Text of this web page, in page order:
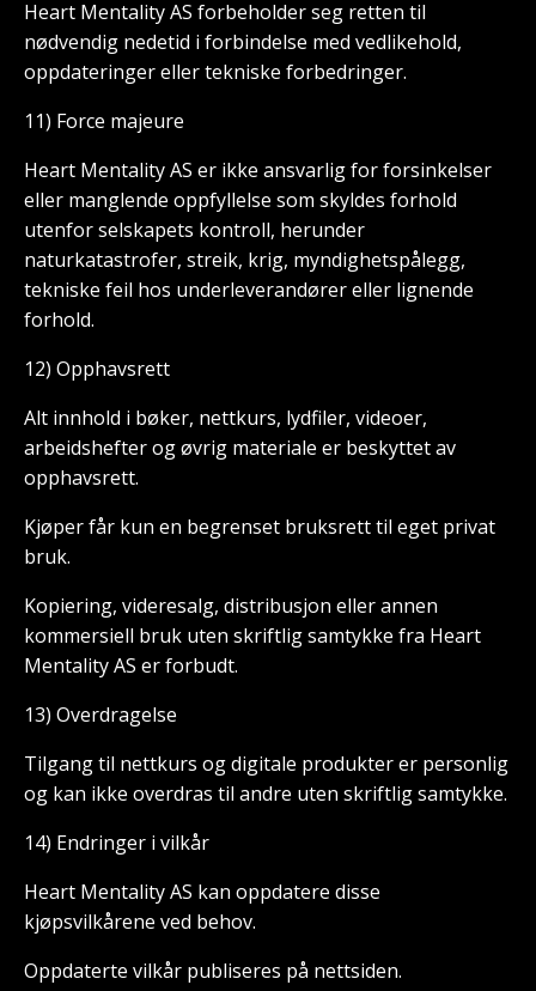
Heart Mentality AS forbeholder seg retten til
nødvendig nedetid i forbindelse med vedlikehold,
oppdateringer eller tekniske forbedringer.
11) Force majeure
Heart Mentality AS er ikke ansvarlig for forsinkelser
eller manglende oppfyllelse som skyldes forhold
utenfor selskapets kontroll, herunder
naturkatastrofer, streik, krig, myndighetspålegg,
tekniske feil hos underleverandører eller lignende
forhold.
12) Opphavsrett
Alt innhold i bøker, nettkurs, lydfiler, videoer,
arbeidshefter og øvrig materiale er beskyttet av
opphavsrett.
Kjøper får kun en begrenset bruksrett til eget privat
bruk.
Kopiering, videresalg, distribusjon eller annen
kommersiell bruk uten skriftlig samtykke fra Heart
Mentality AS er forbudt.
13) Overdragelse
Tilgang til nettkurs og digitale produkter er personlig
og kan ikke overdras til andre uten skriftlig samtykke.
14) Endringer i vilkår
Heart Mentality AS kan oppdatere disse
kjøpsvilkårene ved behov.
Oppdaterte vilkår publiseres på nettsiden.